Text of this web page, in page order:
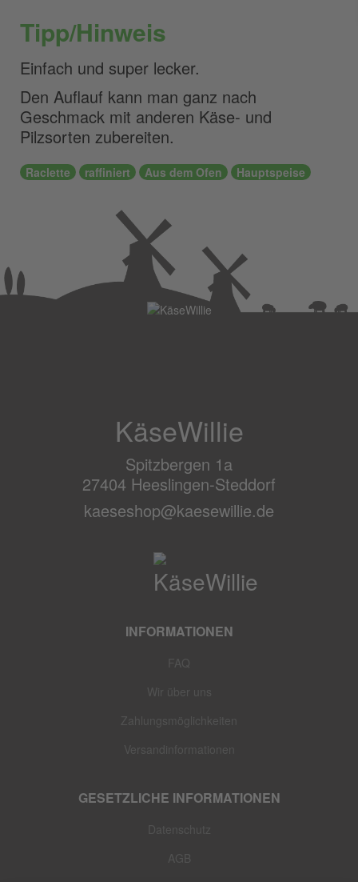
Tipp/Hinweis
Einfach und super lecker.
Den Auflauf kann man ganz nach
Geschmack mit anderen Käse- und
Pilzsorten zubereiten.
Raclette raffiniert Aus dem Ofen Hauptspeise
KäseWillie
Spitzbergen 1a
27404 Heeslingen-Steddorf
kaeseshop@kaesewillie.de
INFORMATIONEN
FAQ
Wir über uns
Zahlungsmöglichkeiten
Versandinformationen
GESETZLICHE INFORMATIONEN
Datenschutz
AGB